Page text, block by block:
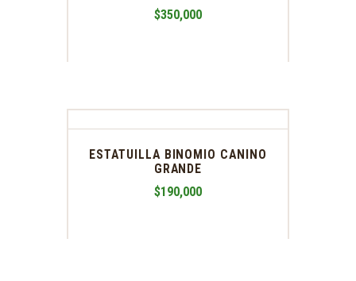
$350,000
ESTATUILLA BINOMIO CANINO
GRANDE
$190,000